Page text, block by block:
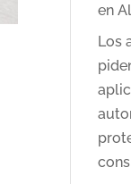
en
Los